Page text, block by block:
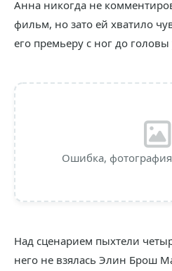
Анна никогда не
фильм, но зато ей хватило
его премьеру с ног до
Ошибка,
Над сценарием пыхтели
него не взялась Элин Брош